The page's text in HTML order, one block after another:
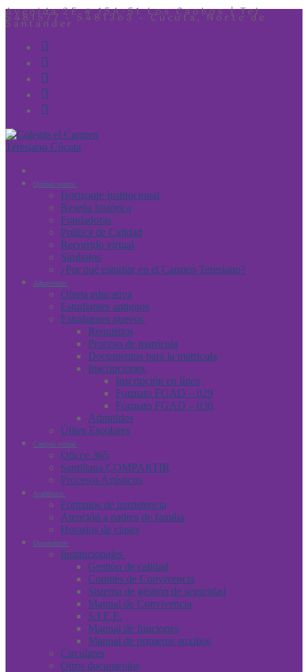
Avenida 2E # 15A-51 Los Caobos | Tel
5481577 – 5481363 – Cúcuta, Norte de
Santander
Quiénes somos
Horizonte Institucional
Reseña histórica
Fundadoras
Política de Calidad
Recorrido virtual
Símbolos
¿Por qué estudiar en el Carmen Teresiano?
Admisiones
Oferta educativa
Estudiantes antiguos
Estudiantes nuevos
Requisitos
Proceso de matrícula
Documentos para la matrícula
Inscripciones
Inscripción en línea
Formato FGAD – 029
Formato FGAD – 030
Admitidos
Útiles Escolares
Campus virtual
Oficce 365
Santillana COMPARTIR
Procesos Artísticos
Académico
Formatos de inasistencia
Atención a padres de familia
Horarios de clases
Documentos
Institucionales
Gestión de calidad
Comités de Convivencia
Sistema de gestión de seguridad
Manual de Convivencia
S.I.E.E.
Manual de funciones
Manual de primeros auxilios
Circulares
Otros documentos